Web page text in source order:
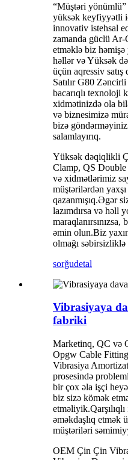
“Müştəri
yüksək keyfiyyətli
innovativ istehsal
zamanda güclü
etməklə biz
həllər və Yüksək
üçün aqressiv
Satılır G80
bacarıqlı texnoloji
xidmətinizdə ola
və biznesimizə
bizə
salamlayırıq.
Yüksək dəqiqlikli
Clamp, QS Double
və xidmətlərimiz
müştərilərdən
qazanmışıq.Əgər
lazımdırsa və həll
əmin olun.Biz
olmağı
sorğudetal
Vibrasiyaya
fabriki
Marketinq, QC və
Opgw Cable
Vibrasiya
prosesində
bir çox əla işçi
biz sizə kömək
əməkdaşlıq etmək
müştəriləri
OEM Çin Çin